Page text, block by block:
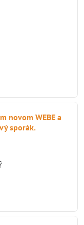
novom WEBE a
sporák.